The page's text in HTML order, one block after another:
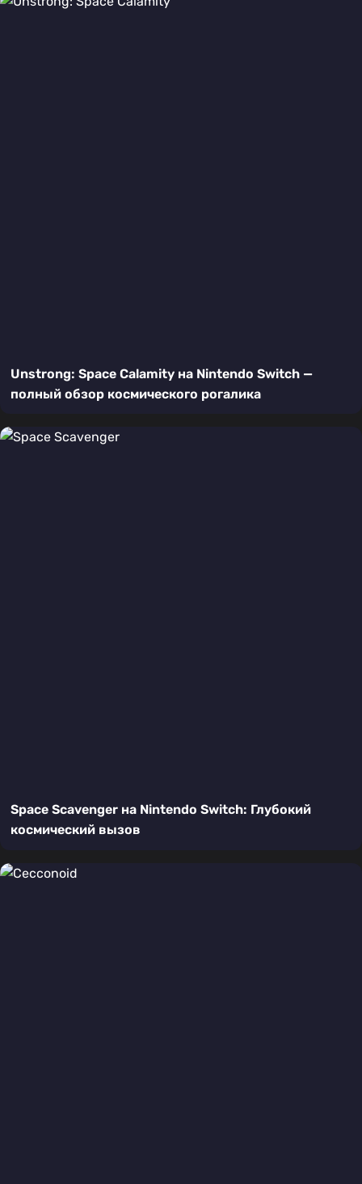
Unstrong: Space Calamity на Nintendo Switch —
полный обзор космического рогалика
Space Scavenger на Nintendo Switch: Глубокий
космический вызов